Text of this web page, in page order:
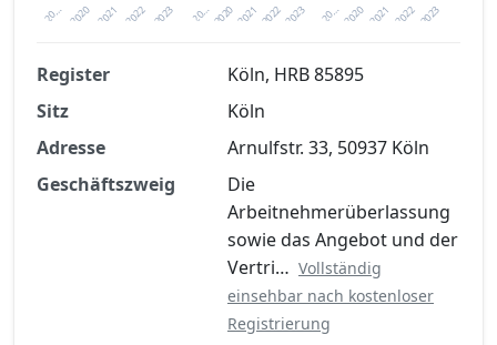
20… 2021 2023
2020 2022 20… 2021 2023
2020 2022 20… 2021 2023
2020 2022
Finanzkennzahlen nach kostenloser
Registrierung verfügbar
Jetzt kostenlos registrieren
Register
Köln, HRB 85895
Sitz
Köln
Adresse
Arnulfstr. 33, 50937 Köln
Geschäftszweig
Die
Arbeitnehmerüberlassung
sowie das Angebot und der
Vertri… Vollständig
einsehbar nach kostenloser
Registrierung